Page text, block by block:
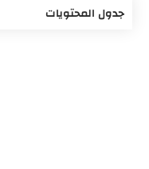
جدول المحتويات